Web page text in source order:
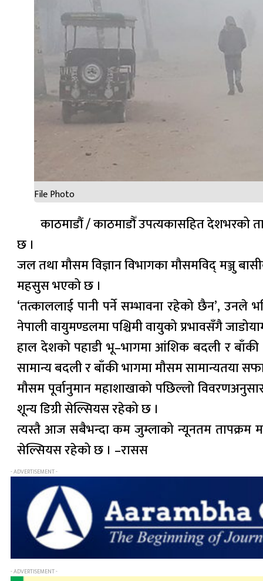
File Photo
काठमाडौं / काठमाडौँ उपत्यकासहित देशभरको
छ ।
जल तथा मौसम विज्ञान विभागका मौसमविद् मञ्जु
महसुस भएको छ ।
‘तत्काललाई पानी पर्ने सम्भावना रहेको छैन’,
नेपाली वायुमण्डलमा पश्चिमी वायुको प्रभावसँगै
हाल देशको पहाडी भू–भागमा आंशिक बदली र
सामान्य बदली र बाँकी भागमा मौसम सामान्यतया
मौसम पूर्वानुमान महाशाखाको पछिल्लो
शून्य डिग्री सेल्सियस रहेको छ ।
त्यस्तै आज सबैभन्दा कम जुम्लाको न्यूनतम तापक्रम
सेल्सियस रहेको छ । –रासस
- ADVERTISEMENT -
- ADVERTISEMENT -